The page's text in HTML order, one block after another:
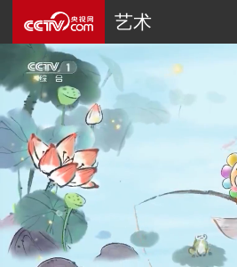
艺术